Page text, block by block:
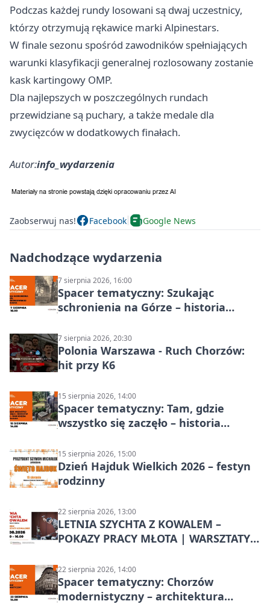
Podczas każdej rundy losowani są dwaj uczestnicy,
którzy otrzymują rękawice marki Alpinestars.
W finale sezonu spośród zawodników spełniających
warunki klasyfikacji generalnej rozlosowany zostanie
kask kartingowy OMP.
Dla najlepszych w poszczególnych rundach
przewidziane są puchary, a także medale dla
zwycięzców w dodatkowych finałach.
Autor:info_wydarzenia
Zaobserwuj nas! Facebook Google News
Nadchodzące wydarzenia
7 sierpnia 2026, 16:00
Spacer tematyczny: Szukając
schronienia na Górze – historia
7 sierpnia 2026, 20:30
Polonia Warszawa - Ruch Chorzów:
hit przy K6
15 sierpnia 2026, 14:00
Spacer tematyczny: Tam, gdzie
wszystko się zaczęło – historia
15 sierpnia 2026, 15:00
Dzień Hajduk Wielkich 2026 – festyn
rodzinny
22 sierpnia 2026, 13:00
LETNIA SZYCHTA Z KOWALEM –
POKAZY PRACY MŁOTA | WARSZTATY
22 sierpnia 2026, 14:00
Spacer tematyczny: Chorzów
modernistyczny – architektura